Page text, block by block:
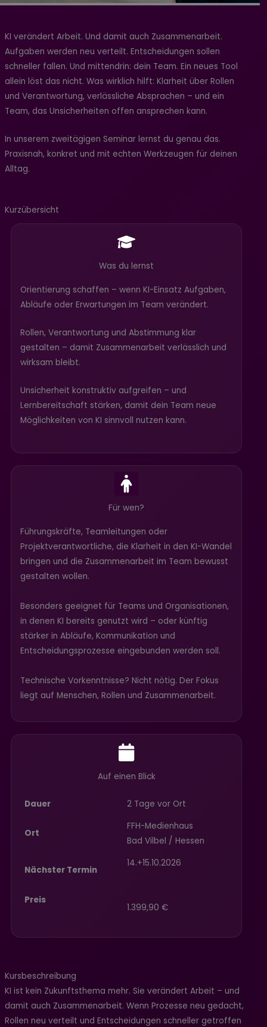
KI verändert Arbeit. Und damit auch Zusammenarbeit.
Aufgaben werden neu verteilt. Entscheidungen sollen
schneller fallen. Und mittendrin: dein Team. Ein neues Tool
allein löst das nicht. Was wirklich hilft: Klarheit über Rollen
und Verantwortung, verlässliche Absprachen – und ein
Team, das Unsicherheiten offen ansprechen kann.
In unserem zweitägigen Seminar lernst du genau das.
Praxisnah, konkret und mit echten Werkzeugen für deinen
Alltag.
Kurzübersicht
Was du lernst
Orientierung schaffen – wenn KI-Einsatz Aufgaben,
Abläufe oder Erwartungen im Team verändert.
Rollen, Verantwortung und Abstimmung klar
gestalten – damit Zusammenarbeit verlässlich und
wirksam bleibt.
Unsicherheit konstruktiv aufgreifen – und
Lernbereitschaft stärken, damit dein Team neue
Möglichkeiten von KI sinnvoll nutzen kann.
Für wen?
Führungskräfte, Teamleitungen oder
Projektverantwortliche, die Klarheit in den KI-Wandel
bringen und die Zusammenarbeit im Team bewusst
gestalten wollen.
Besonders geeignet für Teams und Organisationen,
in denen KI bereits genutzt wird – oder künftig
stärker in Abläufe, Kommunikation und
Entscheidungsprozesse eingebunden werden soll.
Technische Vorkenntnisse? Nicht nötig. Der Fokus
liegt auf Menschen, Rollen und Zusammenarbeit.
Auf einen Blick
Dauer 2 Tage vor Ort
Ort
FFH-Medienhaus
Bad Vilbel / Hessen
Nächster Termin
Preis
14.+15.10.2026
1.399,90 €
Kursbeschreibung
KI ist kein Zukunftsthema mehr. Sie verändert Arbeit – und
damit auch Zusammenarbeit. Wenn Prozesse neu gedacht,
Rollen neu verteilt und Entscheidungen schneller getroffen